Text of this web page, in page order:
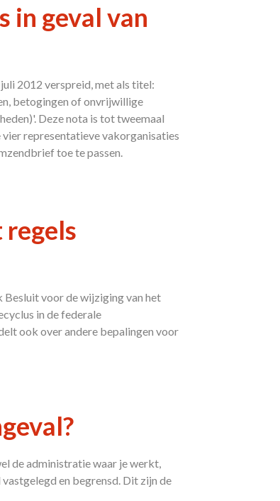
in geval van
2012 verspreid, met als titel:
betogingen of onvrijwillige
Deze nota is tot tweemaal
representatieve vakorganisaties
toe te passen.
voor de wijziging van het
in de federale
ook over andere bepalingen voor
de administratie waar je werkt,
en begrensd. Dit zijn de